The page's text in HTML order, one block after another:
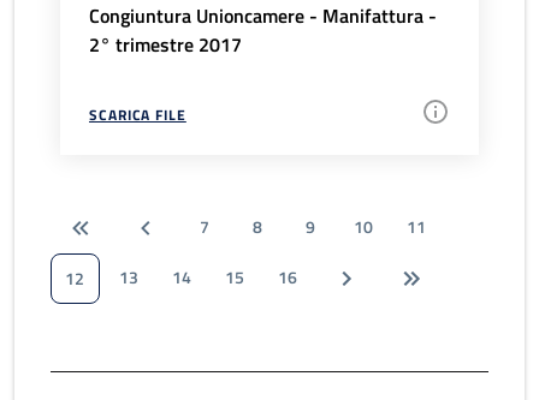
Congiuntura Unioncamere - Manifattura -
2° trimestre 2017
SCARICA FILE
7 8 9 10
11
12
13 14 15 16